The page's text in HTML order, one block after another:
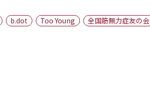
棋王戦
b.dot Too Young 全国筋無力症友の会